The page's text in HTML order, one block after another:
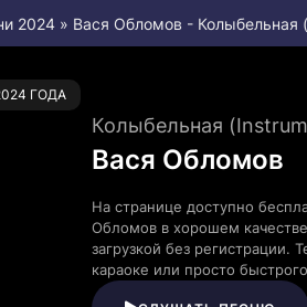
2024 » Вася Обломов - Колыбельная
ГОДА
0
Колыбельная
Вася Обломов
На странице доступно
Обломов в хорошем
загрузкой без регистрации.
караоке или просто